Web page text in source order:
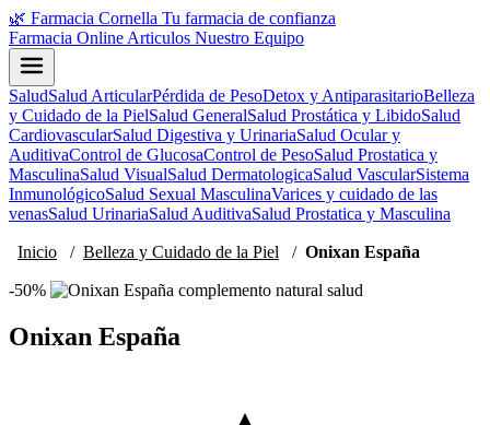
🌿 Farmacia Cornella Tu farmacia de confianza
Farmacia Online Articulos Nuestro Equipo
SaludSalud ArticularPérdida de PesoDetox y AntiparasitarioBelleza
y Cuidado de la PielSalud GeneralSalud Prostática y LibidoSalud
CardiovascularSalud Digestiva y UrinariaSalud Ocular y
AuditivaControl de GlucosaControl de PesoSalud Prostatica y
MasculinaSalud VisualSalud DermatologicaSalud VascularSistema
InmunológicoSalud Sexual MasculinaVarices y cuidado de las
venasSalud UrinariaSalud AuditivaSalud Prostatica y Masculina
Inicio / Belleza y Cuidado de la Piel / Onixan España
-50%
Onixan España